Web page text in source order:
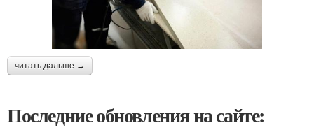
читать дальше →
Последние обновления на сайте: